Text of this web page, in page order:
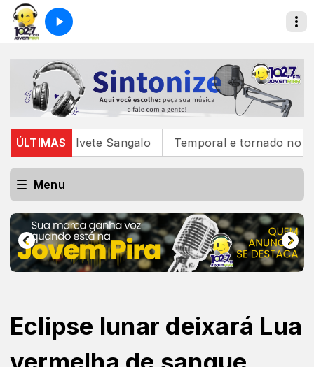
ÚLTIMAS
traz Ivete Sangalo Temporal e tornado no RS
Menu
Eclipse lunar deixará Lua